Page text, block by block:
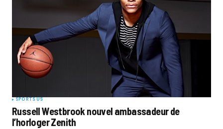
SPORTS US
Russell Westbrook nouvel ambassadeur de
l’horloger Zenith